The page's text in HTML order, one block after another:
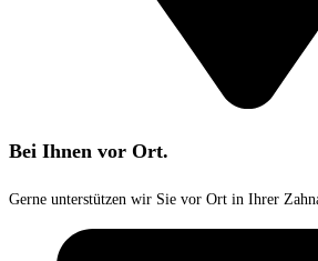
Bei Ihnen vor Ort.
Gerne unterstützen wir Sie vor Ort in Ihrer